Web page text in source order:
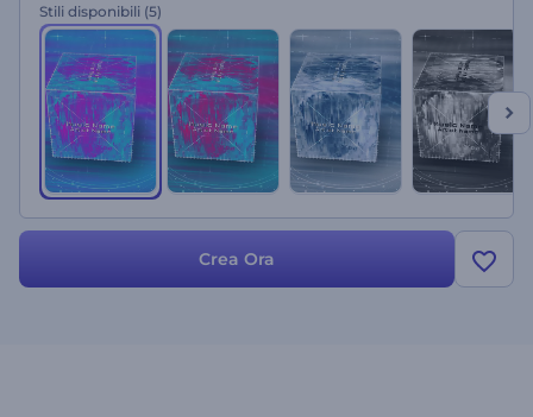
Stili disponibili (5)
Crea Ora